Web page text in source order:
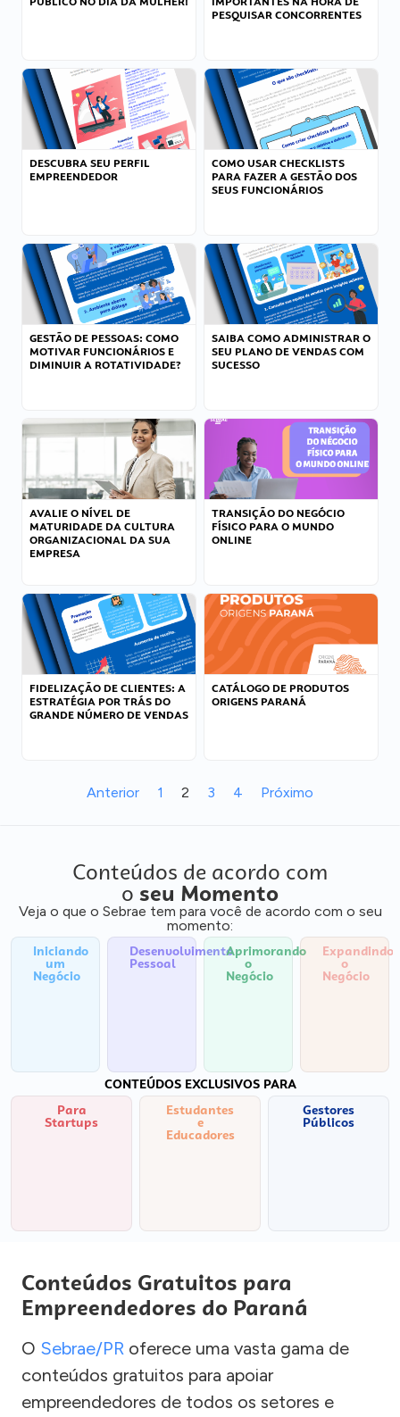
PESQUISAR CONCORRENTES
DESCUBRA SEU PERFIL
EMPREENDEDOR
COMO USAR CHECKLISTS
PARA FAZER A GESTÃO DOS
SEUS FUNCIONÁRIOS
GESTÃO DE PESSOAS: COMO
MOTIVAR FUNCIONÁRIOS E
DIMINUIR A ROTATIVIDADE?
SAIBA COMO ADMINISTRAR O
SEU PLANO DE VENDAS COM
SUCESSO
AVALIE O NÍVEL DE
MATURIDADE DA CULTURA
ORGANIZACIONAL DA SUA
EMPRESA
TRANSIÇÃO DO NEGÓCIO
FÍSICO PARA O MUNDO
ONLINE
FIDELIZAÇÃO DE CLIENTES: A
ESTRATÉGIA POR TRÁS DO
GRANDE NÚMERO DE VENDAS
CATÁLOGO DE PRODUTOS
ORIGENS PARANÁ
Anterior 1 2 3 4 Próximo
Conteúdos de acordo com
o seu Momento
Veja o que o Sebrae tem para você de acordo com o seu
momento:
Iniciando
um
Negócio
Desenvolvimento
Pessoal
Aprimorando
o
Negócio
Expandindo
o
Negócio
CONTEÚDOS EXCLUSIVOS PARA
Para
Startups
Estudantes
e
Educadores
Gestores
Públicos
Conteúdos Gratuitos para
Empreendedores do Paraná
O Sebrae/PR oferece uma vasta gama de
conteúdos gratuitos para apoiar
empreendedores de todos os setores e